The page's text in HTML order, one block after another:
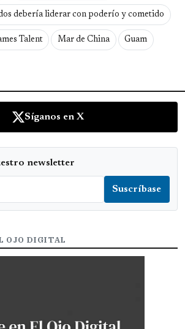
debería liderar con poderío y cometido
Talent Mar de China Guam
Síganos en X
newsletter
OJO DIGITAL